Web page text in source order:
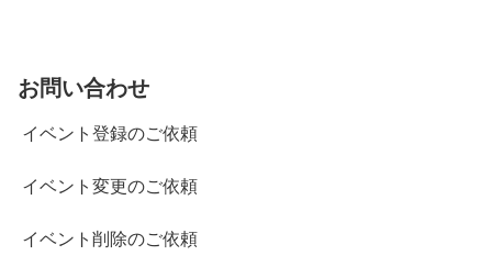
お問い合わせ
イベント登録のご依頼
イベント変更のご依頼
イベント削除のご依頼